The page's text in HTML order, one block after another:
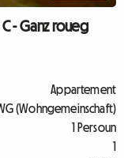
- Ganz roueg
Appartement
(Wohngemeinschaft)
1 Persoun
1